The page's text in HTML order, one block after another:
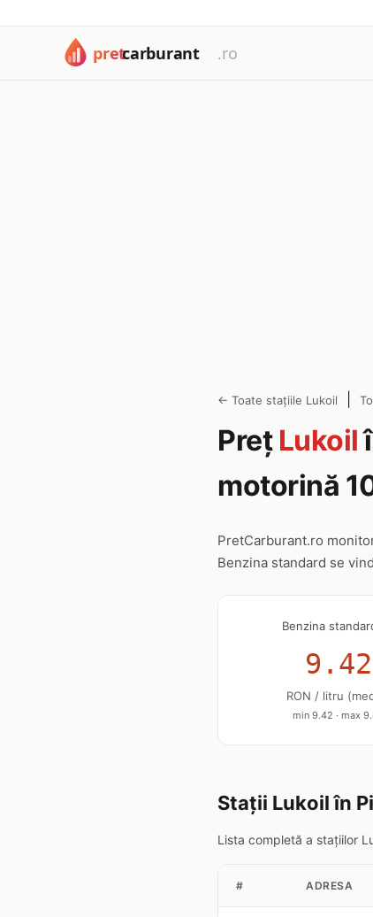
← Toate stațiile Lukoil
Preț Lukoil
motorină
PretCarburant.ro
Benzina standard se
Benzina
9.42
RON / litru
min 9.42 · max
Stații Lukoil în
Lista completă a stațiilor
# ADRESA